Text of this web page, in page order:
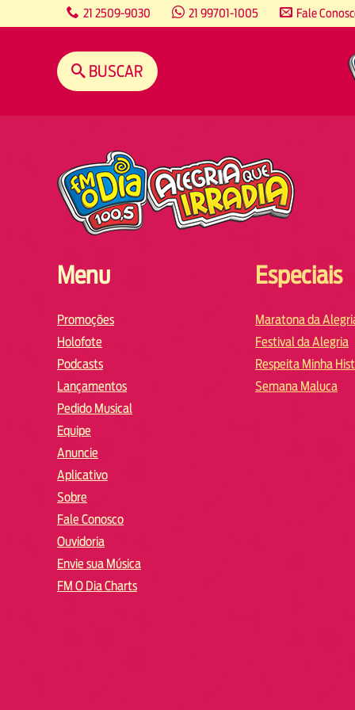
21 2509-9030 21 99701-1005 Fale
BUSCAR
Menu
Promoções
Holofote
Podcasts
Lançamentos
Pedido Musical
Equipe
Anuncie
Aplicativo
Sobre
Fale Conosco
Ouvidoria
Envie sua Música
FM O Dia Charts
Especiais
Maratona da
Festival da Alegria
Respeita Minha
Semana Maluca